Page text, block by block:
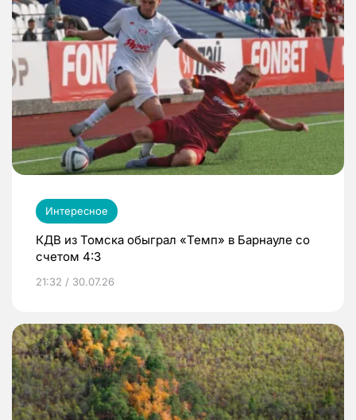
Интересное
КДВ из Томска обыграл «Темп» в Барнауле со
счетом 4:3
21:32 / 30.07.26